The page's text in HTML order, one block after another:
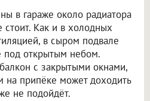
в гараже около радиатора
стоит. Как и в холодных
в сыром подвале
под открытым небом.
с закрытыми окнами,
на припёке может доходить
не подойдёт.